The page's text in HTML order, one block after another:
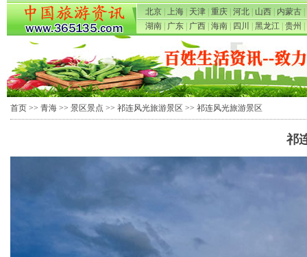
北京 上海 天津 重庆 河北 山西 内蒙古
湖南
广东 广西 海南 四川 黑龙江 贵州
首页 >> 青海 >> 景区景点 >> 祁连风光旅游景区 >> 祁连风光旅游景区
祁